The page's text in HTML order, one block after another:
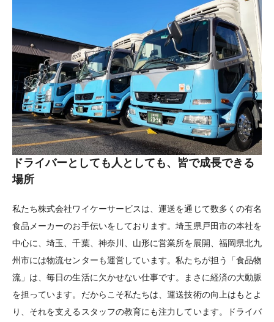
ドライバーとしても人としても、皆で成長できる
場所
私たち株式会社ワイケーサービスは、運送を通じて数多くの有名
食品メーカーのお手伝いをしております。埼玉県戸田市の本社を
中心に、埼玉、千葉、神奈川、山形に営業所を展開、福岡県北九
州市には物流センターも運営しています。私たちが担う「食品物
流」は、毎日の生活に欠かせない仕事です。まさに経済の大動脈
を担っています。だからこそ私たちは、運送技術の向上はもとよ
り、それを支えるスタッフの教育にも注力しています。ドライバ